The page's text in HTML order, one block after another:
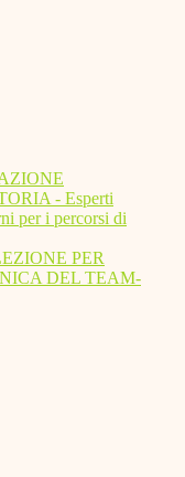
- Esperti
per i percorsi di
PER
DEL TEAM-